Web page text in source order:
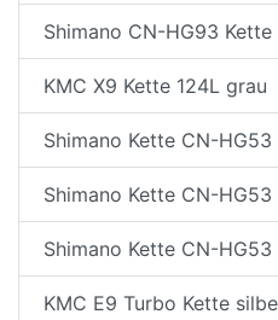
Shimano CN-HG93
KMC X9 Kette 124L grau
Shimano Kette CN-HG53
Shimano Kette CN-HG53
Shimano Kette CN-HG53
KMC E9 Turbo Kette